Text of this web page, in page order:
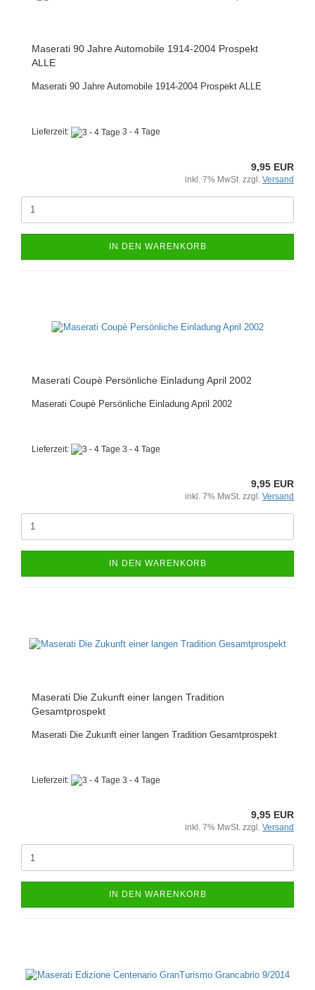
Maserati 90 Jahre Automobile 1914-2004 Prospekt
ALLE
Maserati 90 Jahre Automobile 1914-2004 Prospekt ALLE
Lieferzeit: 3 - 4 Tage
9,95 EUR
inkl. 7% MwSt. zzgl. Versand
IN DEN WARENKORB
Maserati Coupè Persönliche Einladung April 2002
Maserati Coupè Persönliche Einladung April 2002
Lieferzeit: 3 - 4 Tage
9,95 EUR
inkl. 7% MwSt. zzgl. Versand
IN DEN WARENKORB
Maserati Die Zukunft einer langen Tradition
Gesamtprospekt
Maserati Die Zukunft einer langen Tradition Gesamtprospekt
Lieferzeit: 3 - 4 Tage
9,95 EUR
inkl. 7% MwSt. zzgl. Versand
IN DEN WARENKORB